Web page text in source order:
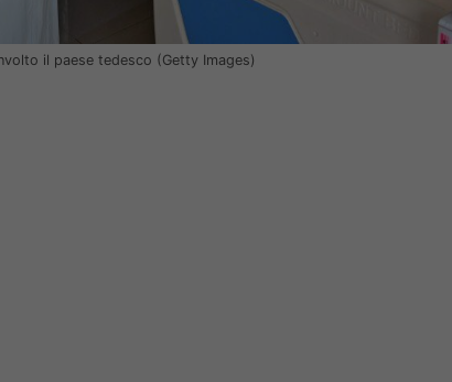
il paese tedesco (Getty Images)